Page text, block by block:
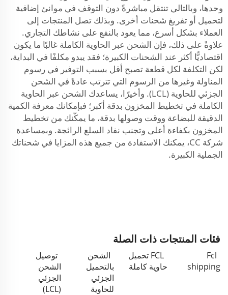
وحدها، وبالتالي تنتقل مباشرةً دون التوقف في موانئ إضافية
لتحميل أو تفريغ شحنات أخرى. وبذلك تصل المنتجات إلى
العملاء بشكل أسرع، مما يعود بالنفع على نشاطك التجاري.
علاوةً على ذلك، فإن الشحن عبر الحاوية الكاملة غالبًا ما يكون
اقتصاديًّا أكثر عند الشحنات الكبيرة؛ فقد يبدو مكلفًا في البداية،
لكن التكلفة لكل قطعة تصبح أقل بسبب التوفير في رسوم
المناولة وغيرها من الرسوم التي تترتب عادةً في الشحن
الجزئي للحاوية (LCL). وأخيرًا، يساعدك الشحن عبر الحاوية
الكاملة في تخطيط المخزون بدقة أكبر؛ فبإمكانك معرفة الكمية
الدقيقة للبضاعة ووقت وصولها بدقة، ما يمكّنك من تخطيط
المخزون بكفاءة أعلى وتجنب نفاد السلع الرائجة. وبمساعدة
شركة CC، يمكنك الاستفادة من جميع هذه المزايا في شحناتك
الجملية الكبيرة.
فئات المنتجات ذات الصلة
Fcl
shipping
FCL تحميل
حاوية كاملة
الشحن
بالتحميل
الجزئي
للحاوية
توصيل
الشحن
الجزئي
(LCL)